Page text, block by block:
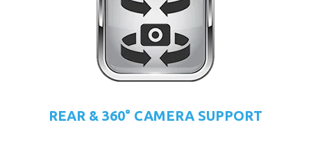
REAR & 360° CAMERA SUPPORT